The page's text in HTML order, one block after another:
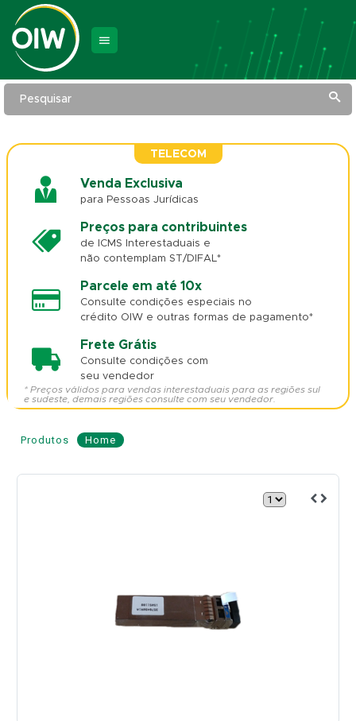
Pesquisar
TELECOM
Venda Exclusiva
para Pessoas Jurídicas
Preços para contribuintes
de ICMS Interestaduais e
não contemplam ST/DIFAL*
Parcele em até 10x
Consulte condições especiais no
crédito OIW e outras formas de pagamento*
Frete Grátis
Consulte condições com
seu vendedor
* Preços válidos para vendas interestaduais para as regiões sul
e sudeste, demais regiões consulte com seu vendedor.
Home
Produtos
Módulo